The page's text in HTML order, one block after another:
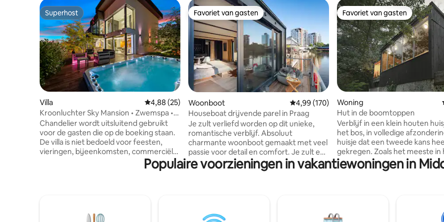
Superhost
Superhost
Villa Gemiddelde beoordeling van 4,88 op 5, 25 recensies
4,88 (25)
Kroonluchter Sky Mansion • Zwemspa •
Sauna • Tuin
Chandelier wordt uitsluitend gebruikt
voor de gasten die op de boeking staan.
De villa is niet bedoeld voor feesten,
vieringen, bijeenkomsten, commerciële
of privé-opnames en er zijn ook geen
bezoekers van personen buiten de
een levendige boom, architectonische
Favoriet van gasten
Favoriet van gasten
Woonboot Gemiddelde beoordeling van 4,99 op 5, 170
4,99 (170)
Houseboat drijvende parel in Praag
Je zult verliefd worden op dit unieke,
romantische verblijf. Absoluut
charmante woonboot gemaakt met veel
passie voor detail en comfort. Je zult een
onvergetelijk verblijf beleven en je zult
niet weg willen. Je kunt vissen, of
Bereid uw proeverijervaring voor in een
Favoriet van gasten
Favoriet van gasten
Woning
Hut in de boomtoppen
Verblijf in een klein houten
het bos, in volledige
huisje dat een tweede kans
gekregen. Zoals het meeste in
interieur: teruggewonnen
die van de schroothoop zijn
eerste
kregen, op slechts enkele
Populaire voorzieningen in vakantiewoningen in